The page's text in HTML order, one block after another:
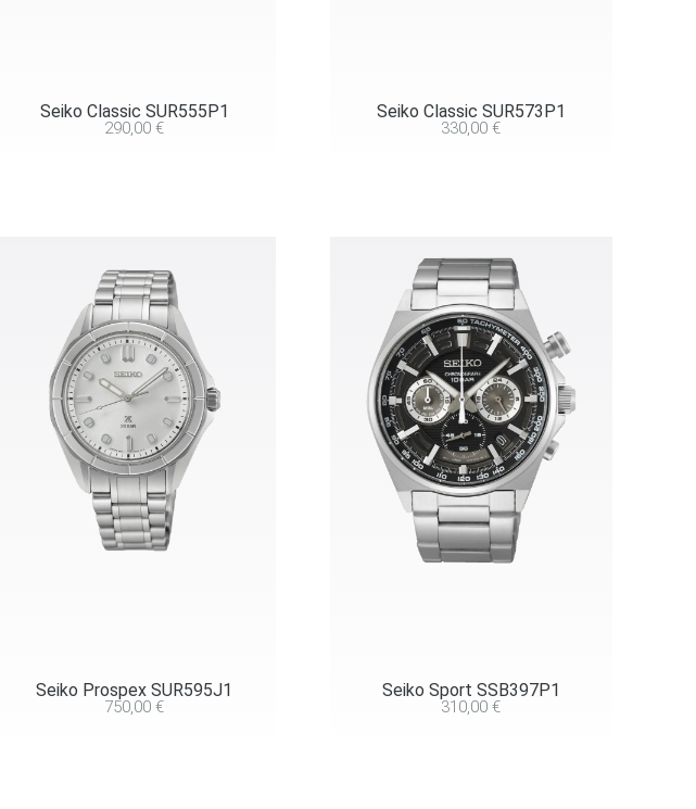
Seiko Classic SUR555P1
290,00€
Seiko Classic SUR573P1
330,00€
Seiko Prospex SUR595J1
750,00€
Seiko Sport SSB397P1
310,00€